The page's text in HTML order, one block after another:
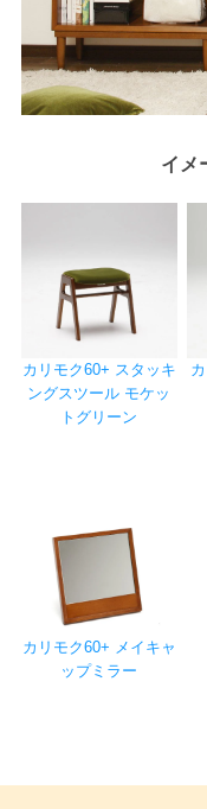
イメ
カリモク60+ スタッキ
ングスツール モケッ
トグリーン
カリモク60+ メイキャ
ップミラー